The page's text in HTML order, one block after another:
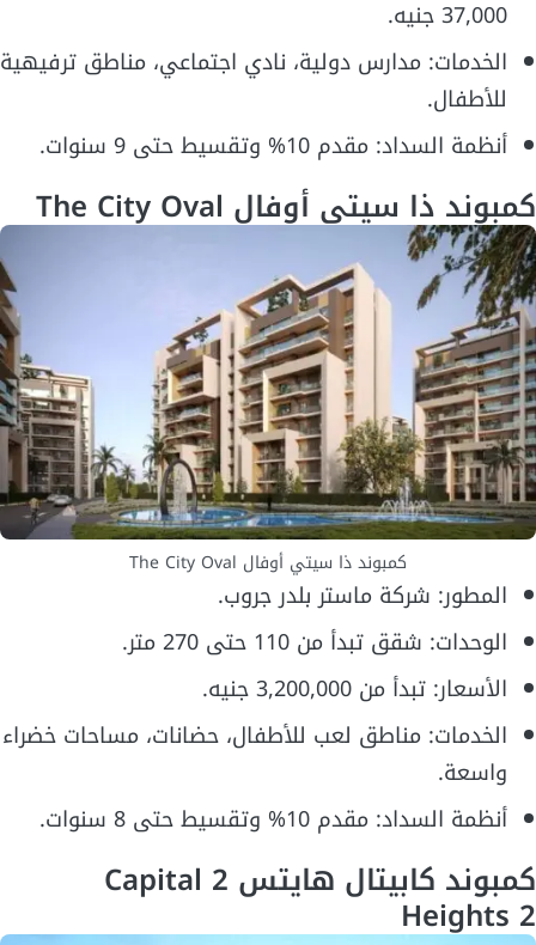
37,000 جنيه.
الخدمات: مدارس دولية، نادي اجتماعي، مناطق ترفيهية
للأطفال.
أنظمة السداد: مقدم 10% وتقسيط حتى 9 سنوات.
كمبوند ذا سيتي أوفال The City Oval
كمبوند ذا سيتي أوفال The City Oval
المطور: شركة ماستر بلدر جروب.
الوحدات: شقق تبدأ من 110 حتى 270 متر.
الأسعار: تبدأ من 3,200,000 جنيه.
الخدمات: مناطق لعب للأطفال، حضانات، مساحات خضراء
واسعة.
أنظمة السداد: مقدم 10% وتقسيط حتى 8 سنوات.
كمبوند كابيتال هايتس 2 Capital
Heights 2